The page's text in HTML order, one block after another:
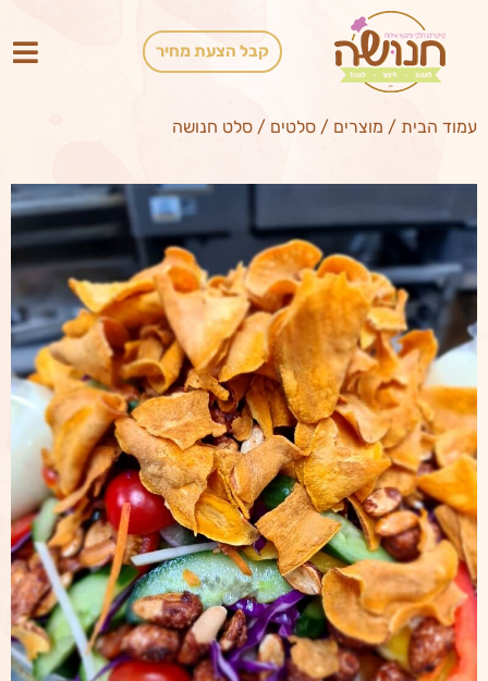
קבל הצעת מחיר
עמוד הבית / מוצרים / סלטים / סלט חנושה